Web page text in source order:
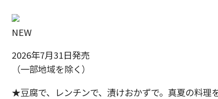
NEW
2026年7月31日発売
（一部地域を除く）
★豆腐で、レンチンで、漬けおかずで。真夏の料理